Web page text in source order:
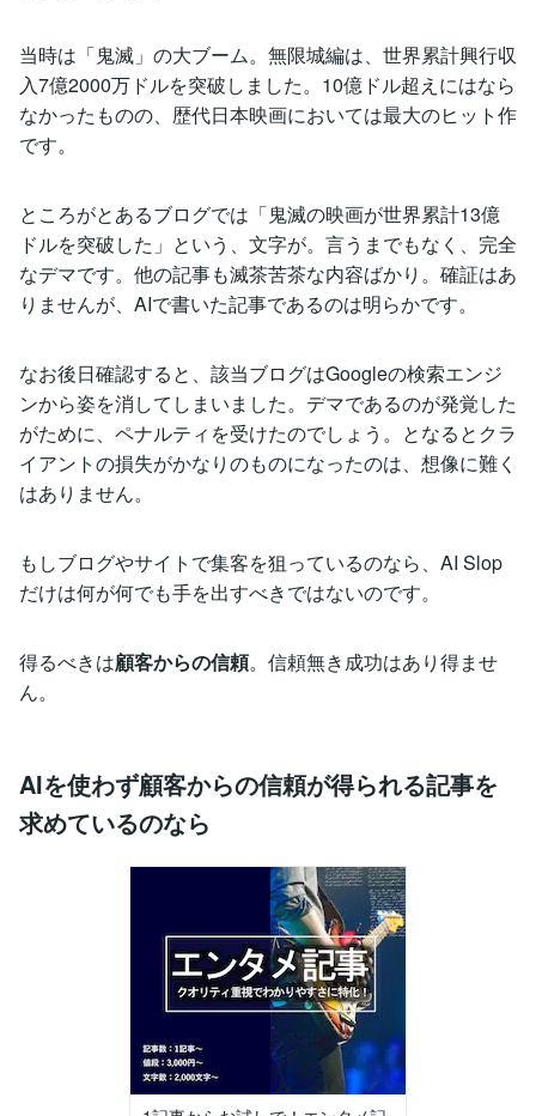
当時は「鬼滅」の大ブーム。無限城編は、世界累計興行収
入7億2000万ドルを突破しました。10億ドル超えにはなら
なかったものの、歴代日本映画においては最大のヒット作
です。
ところがとあるブログでは「鬼滅の映画が世界累計13億
ドルを突破した」という、文字が。言うまでもなく、完全
なデマです。他の記事も滅茶苦茶な内容ばかり。確証はあ
りませんが、AIで書いた記事であるのは明らかです。
なお後日確認すると、該当ブログはGoogleの検索エンジ
ンから姿を消してしまいました。デマであるのが発覚した
がために、ペナルティを受けたのでしょう。となるとクラ
イアントの損失がかなりのものになったのは、想像に難く
はありません。
もしブログやサイトで集客を狙っているのなら、AI Slop
だけは何が何でも手を出すべきではないのです。
得るべきは顧客からの信頼。信頼無き成功はあり得ませ
ん。
AIを使わず顧客からの信頼が得られる記事を
求めているのなら